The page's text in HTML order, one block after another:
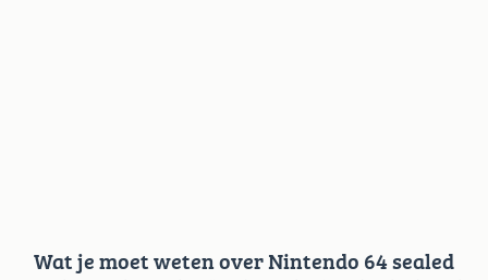
Wat je moet weten over Nintendo 64 sealed